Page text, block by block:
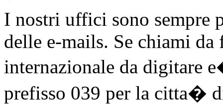
I nostri uffici sono sempre
delle e-mails. Se chiami
internazionale da
prefisso 039 per la citta�